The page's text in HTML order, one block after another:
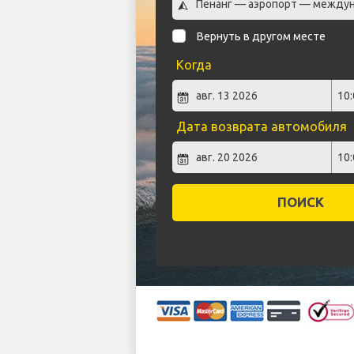
Вернуть в другом месте
Когда
Дата возврата автомобиля
ПОИСК